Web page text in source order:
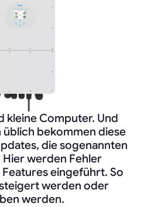
kleine Computer. Und
bekommen diese
die sogenannten
werden Fehler
eingeführt. So
werden oder
werden.